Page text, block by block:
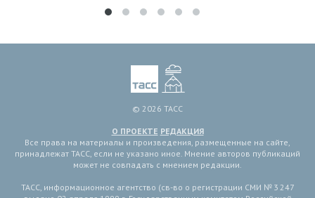
© 2026 ТАСС
О ПРОЕКТЕ РЕДАКЦИЯ
Все права на материалы и произведения, размещенные на сайте,
принадлежат ТАСС, если не указано иное. Мнение авторов публикаций
может не совпадать с мнением редакции.
ТАСС, информационное агентство (св-во о регистрации СМИ № 3 247